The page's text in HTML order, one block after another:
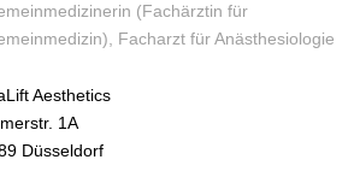
(Fachärztin für
Facharzt für Anästhesiologie
Aesthetics
1A
Düsseldorf